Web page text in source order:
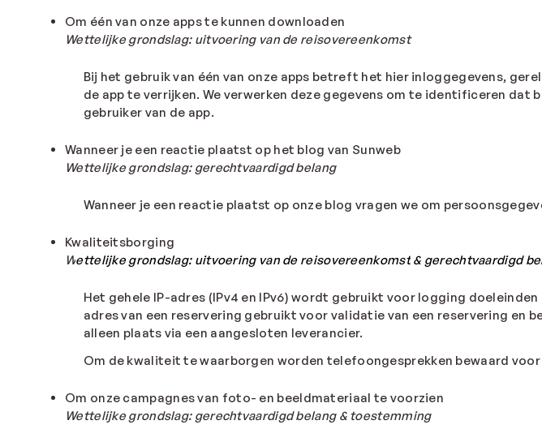
Om één van onze apps te kunnen downloaden
Wettelijkegrondslag: uitvoering van de reisovereenkomst
Bij het gebruik van één van onze apps betreft het hier inloggegevens,
de app te verrijken. We verwerken deze gegevens om te identificeren dat
gebruiker van de app.
Wanneer je een reactie plaatst op het blog van Sunweb
Wettelijkegrondslag: gerechtvaardigdbelang
Wanneer je een reactie plaatst op onze blog vragen we om
Kwaliteitsborging
Wettelijke grondslag: uitvoering van de reisovereenkomst& gerechtvaardigd
Het gehele IP-adres (IPv4 en IPv6) wordt gebruikt voor logging
adres van een reservering gebruikt voor validatie van een reservering en
alleen plaats via een aangesloten leverancier.
Om de kwaliteit te waarborgen worden telefoongesprekken bewaard
Om onze campagnes van foto- en beeldmateriaal te voorzien
Wettelijkegrondslag: gerechtvaardigd belang& toestemming